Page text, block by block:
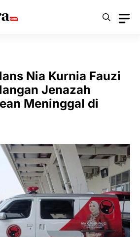
Nia Kurnia Fauzi
Jenazah
Meninggal di